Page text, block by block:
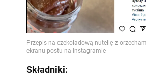
Video
Składniki: